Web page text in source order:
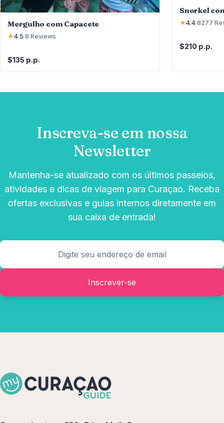
Mergulho com Capacete
★4.5·8 Reviews
$135 p.p.
Snorkel
★4.4·8277
$210 p.p.
Inscreva-se em nossa
Newsletter
Mantenha-se atualizado com os últimos passeios,
atividades e dicas de viagem para Curaçao. Receba
ofertas exclusivas e guias internos diretamente em
sua caixa de entrada!
Inscrever-se